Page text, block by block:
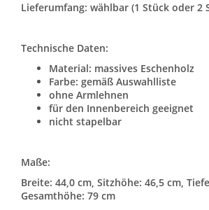
Lieferumfang: wählbar (1 Stück oder 2
Technische Daten:
Material: massives Eschenholz
Farbe: gemäß Auswahlliste
ohne Armlehnen
für den Innenbereich geeignet
nicht stapelbar
Maße:
Breite: 44,0 cm, Sitzhöhe: 46,5 cm,
Gesamthöhe: 79 cm